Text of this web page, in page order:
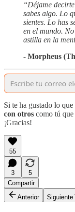
“Déjame
sabes algo. Lo
sientes. Lo has
en el mundo.
astilla en la
- Morpheus
Si te ha gustado lo
con otros como tú
¡Gracias!
55
3
5
Compartir
Anterior
Siguiente